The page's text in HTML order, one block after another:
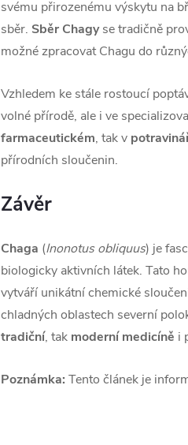
svému přirozenému výskytu na
sběr. Sběr Chagyse tradičně
možné zpracovat Chagu do
Vzhledem ke stále rostoucí
volné přírodě, ale i ve
farmaceutickém, tak v
přírodních sloučenin.
Závěr
Chaga (Inonotus obliquus) je
biologicky aktivních látek. Tato
vytváří unikátní chemické
chladných oblastech severní
tradiční, tak moderní medicíně i
Poznámka: Tento článek je